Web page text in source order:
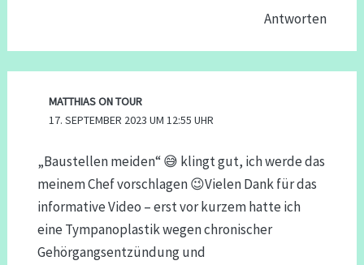
Antworten
MATTHIAS ON TOUR
17. SEPTEMBER 2023 UM 12:55 UHR
„Baustellen meiden“ 😅 klingt gut, ich werde das
meinem Chef vorschlagen 😉Vielen Dank für das
informative Video – erst vor kurzem hatte ich
eine Tympanoplastik wegen chronischer
Gehörgangsentzündung und